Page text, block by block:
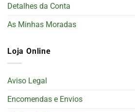
Detalhes da Conta
As Minhas Moradas
Loja Online
Aviso Legal
Encomendas e Envios